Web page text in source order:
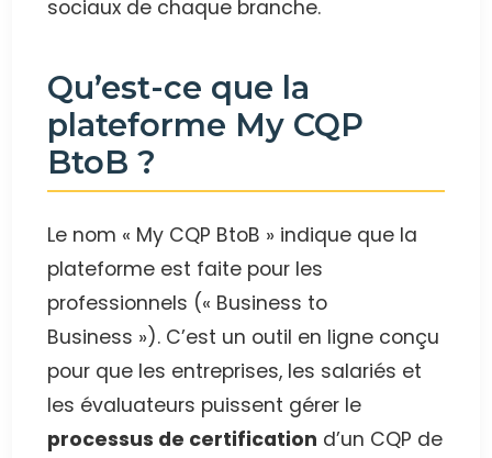
sociaux de chaque branche.
Qu’est-ce que la
plateforme My CQP
BtoB ?
Le nom « My CQP BtoB » indique que la
plateforme est faite pour les
professionnels (« Business to
Business »). C’est un outil en ligne conçu
pour que les entreprises, les salariés et
les évaluateurs puissent gérer le
processus de certification d’un CQP de